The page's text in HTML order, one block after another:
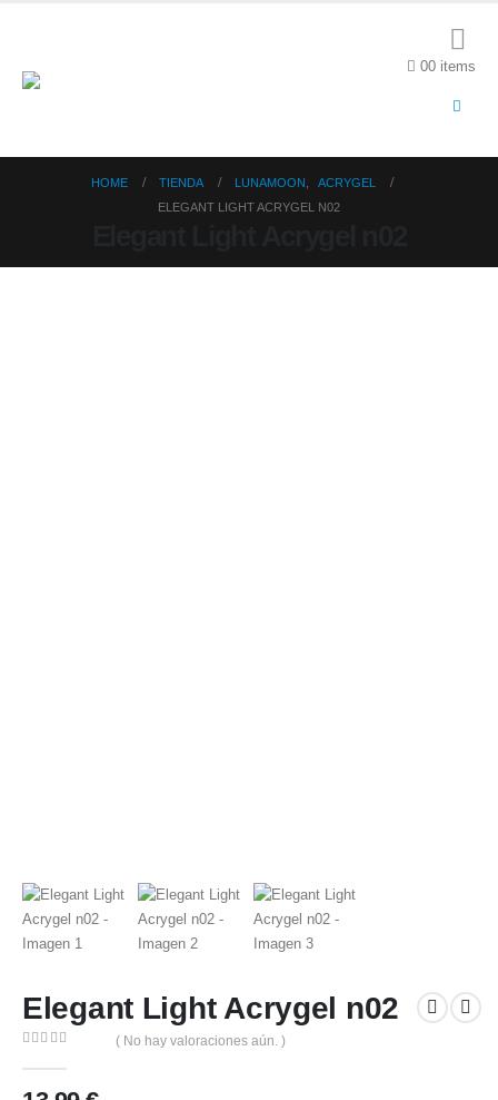
00 items
HOME TIENDA LUNAMOON
ACRYGEL
ELEGANT LIGHT ACRYGEL N02
Elegant Light Acrygel n02
( No hay valoraciones aún. )